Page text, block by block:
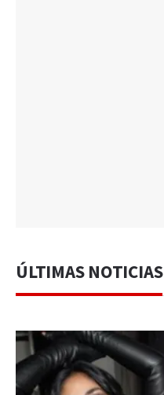
ÚLTIMAS NOTICIAS